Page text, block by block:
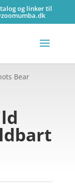
og linker til
Bear